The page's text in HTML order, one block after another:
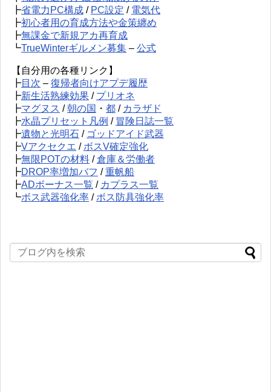
┣省電力PC構成 / PC設定 / 電気代
┣初心者用の育成方法や金策纏め
┣無課金で新規アカ再育成
┗TrueWinterギルメン募集 – 公式
【自分用の各種リンク】
┣目次 – 復帰者向けアプデ履歴
┣新生活熟練効果 / プリオネ
┣マグヌス /朝の国 ・ 都 / カラザド
┣水晶プリセット凡例 / 冒険日誌一覧
┣遺物と光明石 / ゴッドアイド武器
┣Vアクセクエ / ボスV確定強化
┣無限POTの材料 /倉庫＆労働者
┣DROP率増加バフ /重帆船
┣ADボーナス一覧 / カプラス一覧
┗ボス武器強化率 / ボス防具強化率